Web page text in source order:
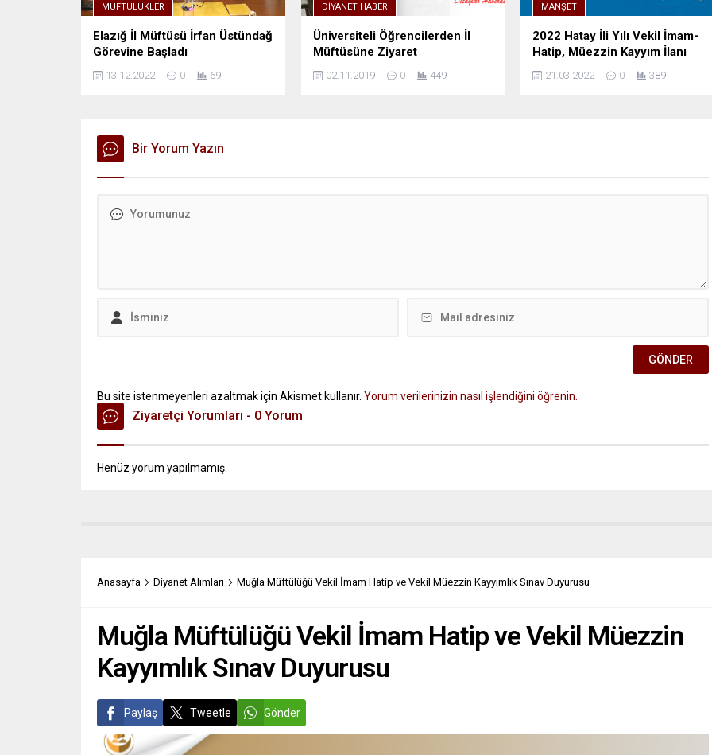
MÜFTÜLÜKLER
Elazığ İl Müftüsü İrfan Üstündağ
Görevine Başladı
13.12.2022 0 69
DIYANET HABER
Üniversiteli Öğrencilerden İl
Müftüsüne Ziyaret
02.11.2019 0 449
MANŞET
2022 Hatay İli Yılı Vekil İmam-
Hatip, Müezzin Kayyım İlanı
21.03.2022 0 389
Bir Yorum Yazın
Bu site istenmeyenleri azaltmak için Akismet kullanır. Yorum verilerinizin nasıl işlendiğini öğrenin.
Ziyaretçi Yorumları - 0 Yorum
Henüz yorum yapılmamış.
Anasayfa Diyanet Alımları Muğla Müftülüğü Vekil İmam Hatip ve Vekil Müezzin Kayyımlık Sınav Duyurusu
Muğla Müftülüğü Vekil İmam Hatip ve Vekil Müezzin
Kayyımlık Sınav Duyurusu
Paylaş Tweetle Gönder